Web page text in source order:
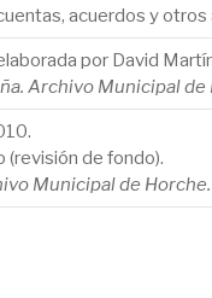
acuerdos y otros
por David
Archivo Municipal de
(revisión de fondo).
Municipal de Horche.